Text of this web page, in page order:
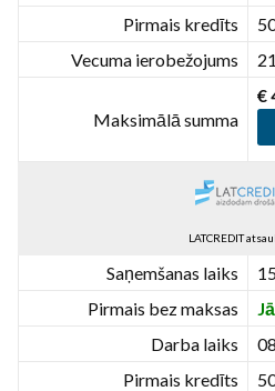
Pirmais kredīts
Vecuma ierobežojums
Maksimālā summa
€
LATCREDIT
Saņemšanas laiks
Pirmais bez maksas
Jā
Darba laiks
Pirmais kredīts